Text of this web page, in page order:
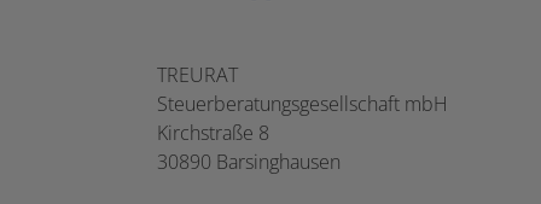
TREURAT
Steuerberatungsgesellschaft mbH
Kirchstraße 8
30890 Barsinghausen